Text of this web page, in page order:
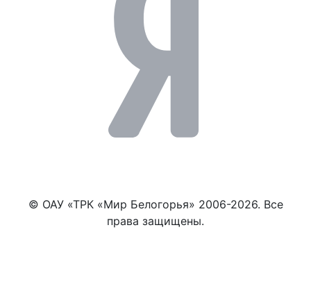
© ОАУ «ТРК «Мир Белогорья» 2006-2026. Все
права защищены.